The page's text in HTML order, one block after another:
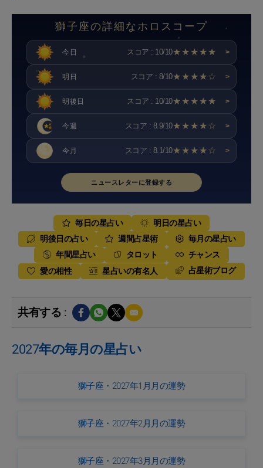
獅子座の詳細なホロスコープ
今日 スコア : 10/10★★★★★ >
明日 スコア : 8/10★★★★☆ >
明後日 スコア : 10/10★★★★★ >
今週 スコア : 8.9/10★★★★☆ >
今月 スコア : 8.1/10★★★★☆ >
ニュースレターに登録する
毎日の星占い
明日の星占い
明後日の占い
週間占星術
毎月の星占い
年間星占い
タロット
チャンス
愛の相性
星占いの有名人 占星術ブログ
共有する :
2027年の毎月の星占い
獅子座・2027年1月月の運勢
獅子座・2027年2月月の運勢
獅子座・2027年3月月の運勢